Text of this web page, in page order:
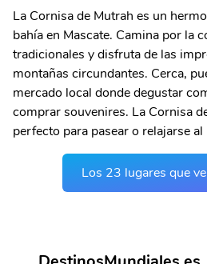
La Cornisa de Mutrah es un
bahía en Mascate. Camina por la
tradicionales y disfruta de las
montañas circundantes. Cerca,
mercado local donde degustar
comprar souvenires. La Cornisa
perfecto para pasear o relajarse al
Los 23 lugares que